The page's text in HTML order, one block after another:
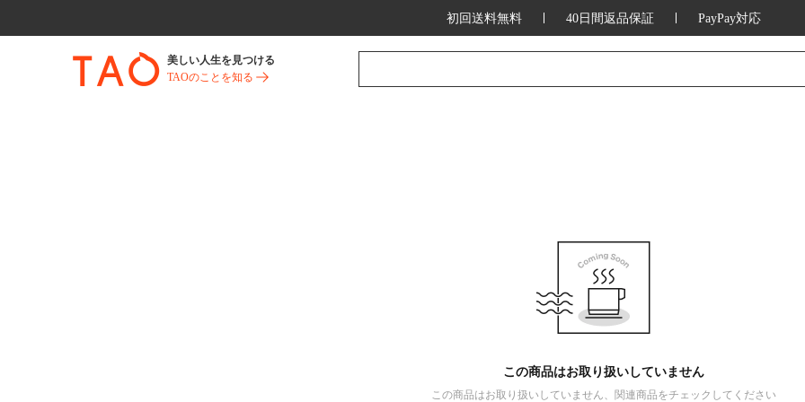
初回送料無料 40日間返品保証 PayPay対応
美しい人生を見つける
TAOのことを知る
この商品はお取り扱いしていません
この商品はお取り扱いしていません、関連商品をチェックしてください